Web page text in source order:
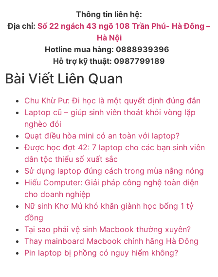
Thông tin liên hệ:
Địa chỉ: Số 22 ngách 43 ngõ 108 Trần Phú- Hà Đông –
Hà Nội
Hotline mua hàng: 0888939396
Hỗ trợ kỹ thuật: 0987799189
Bài Viết Liên Quan
Chu Khừ Pư: Đi học là một quyết định đúng đắn
Laptop cũ – giúp sinh viên thoát khỏi vòng lặp
nghèo đói
Quạt điều hòa mini có an toàn với laptop?
Được học đợt 42: 7 laptop cho các bạn sinh viên
dân tộc thiểu số xuất sắc
Sử dụng laptop đúng cách trong mùa nắng nóng
Hiếu Computer: Giải pháp công nghệ toàn diện
cho doanh nghiệp
Nữ sinh Khơ Mú khó khăn giành học bổng 1 tỷ
đồng
Tại sao phải vệ sinh Macbook thường xuyên?
Thay mainboard Macbook chính hãng Hà Đông
Pin laptop bị phồng có nguy hiểm không?